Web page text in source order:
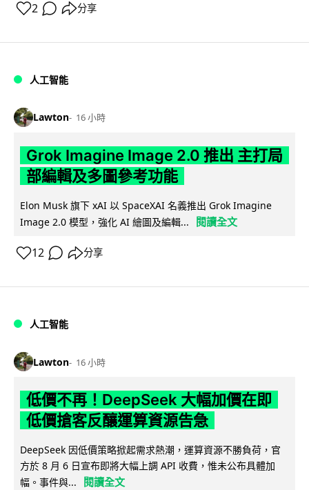
2 分享
人工智能
Lawton 16 小時
Grok Imagine Image 2.0 推出 主打局
部編輯及多圖參考功能
Elon Musk 旗下 xAI 以 SpaceXAI 名義推出 Grok Imagine
Image 2.0 模型，強化 AI 繪圖及編輯...
閱讀全文
12 分享
人工智能
Lawton 16 小時
低價不再！DeepSeek 大幅加價在即
低價搶客反釀運算資源告急
DeepSeek 因低價策略掀起需求熱潮，運算資源不勝負荷，官
方於 8 月 6 日宣布即將大幅上調 API 收費，惟未公布具體加
幅。事件與...
閱讀全文